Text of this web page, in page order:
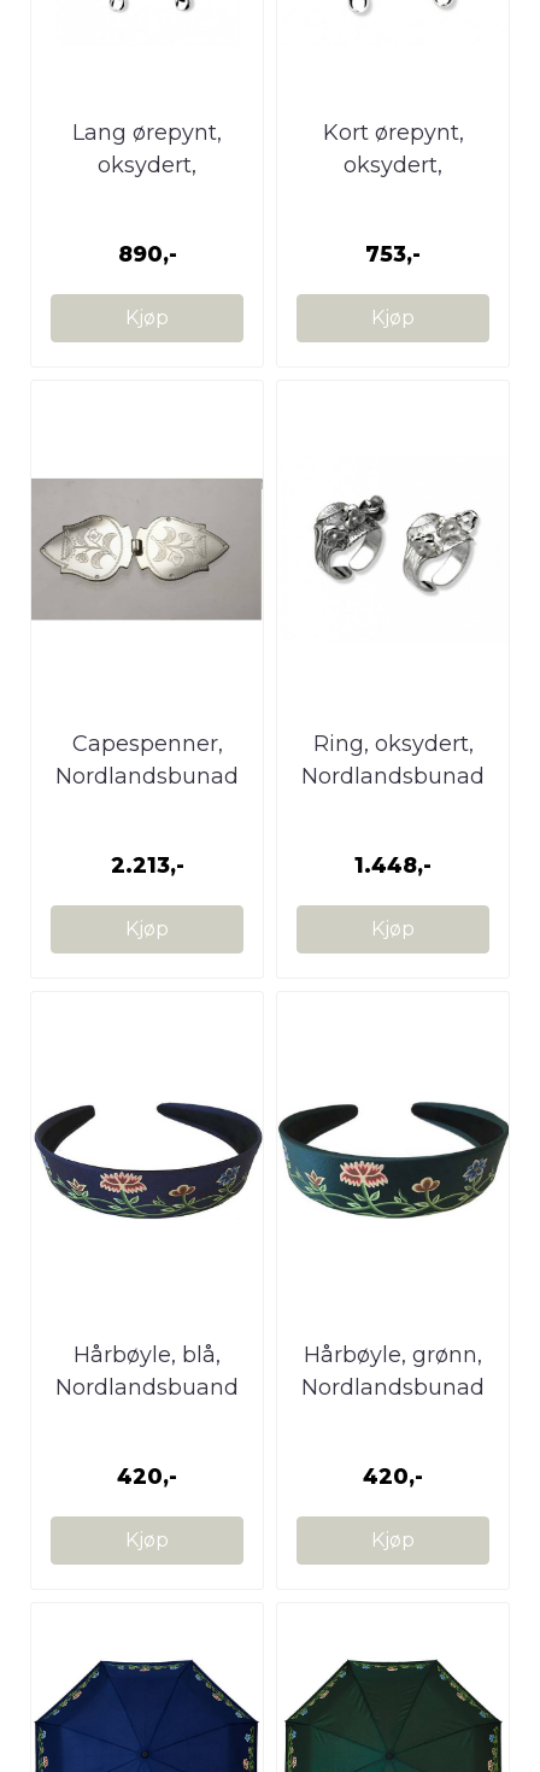
Lang ørepynt,
oksydert,
890,-
Kjøp
Kort ørepynt,
oksydert,
753,-
Kjøp
Capespenner,
Nordlandsbunad
2.213,-
Kjøp
Ring, oksydert,
Nordlandsbunad
1.448,-
Kjøp
Hårbøyle, blå,
Nordlandsbuand
420,-
Kjøp
Hårbøyle, grønn,
Nordlandsbunad
420,-
Kjøp